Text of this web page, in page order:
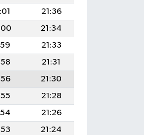
21:36
21:34
21:33
21:31
21:30
21:28
21:26
21:24